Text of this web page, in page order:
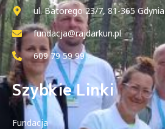
ul. Batorego 23/7, 81-365 Gdynia
fundacja@rajdarkun.pl
609 79 59 99
Szybkie Linki
Fundacja